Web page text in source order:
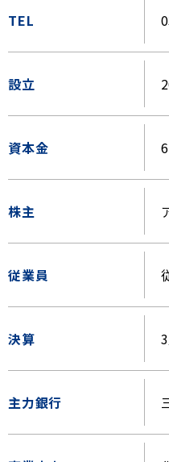
TEL
設立
資本金
株主
従業員
決算
主力銀行